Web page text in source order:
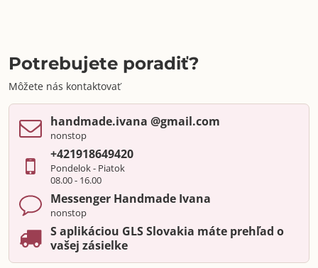
Potrebujete poradiť?
Môžete nás kontaktovať
handmade​.ivana ​@gmail​.com
nonstop
+421918649420
Pondelok - Piatok
08.00 - 16.00
Messenger Handmade Ivana
nonstop
S aplikáciou GLS Slovakia máte prehľad o
vašej zásielke